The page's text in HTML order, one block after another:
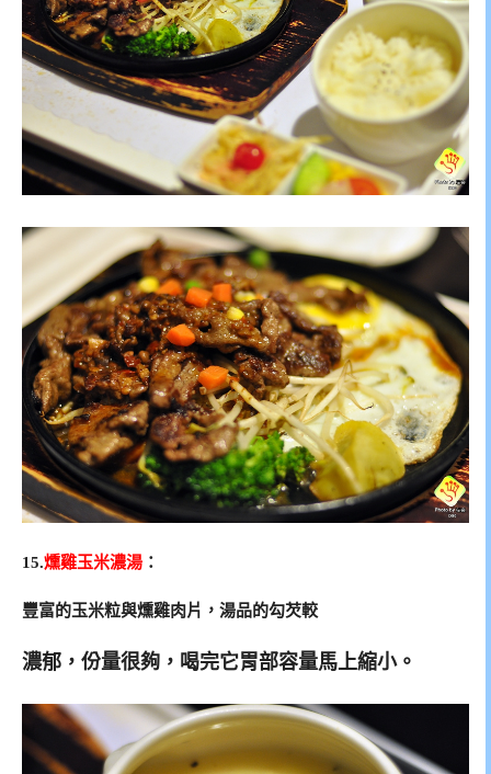
15.燻雞玉米濃湯 ：
豐富的玉米粒與燻雞肉片，湯品的勾芡較
濃郁，份量很夠，喝完它胃部容量馬上縮小。